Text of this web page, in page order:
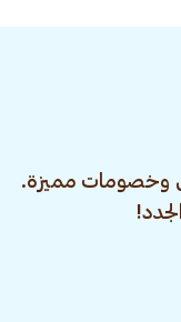
وخصومات مميزة.